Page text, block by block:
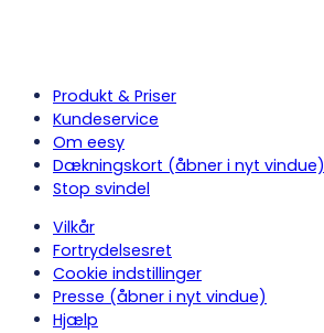
Produkt & Priser
Kundeservice
Om eesy
Dækningskort (åbner i nyt vindue)
Stop svindel
Vilkår
Fortrydelsesret
Cookie indstillinger
Presse (åbner i nyt vindue)
Hjælp